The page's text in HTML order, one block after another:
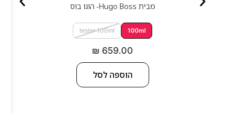
מבית Hugo Boss- הוגו בוס
100ml
tester 100ml
₪ 659.00
הוספה לסל